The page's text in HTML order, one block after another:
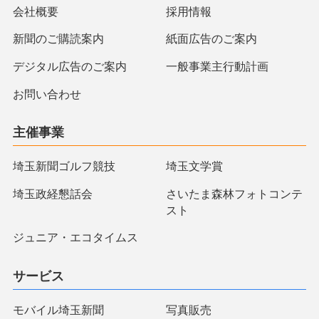
会社概要 採用情報
新聞のご購読案内 紙面広告のご案内
デジタル広告のご案内 一般事業主行動計画
お問い合わせ
主催事業
埼玉新聞ゴルフ競技 埼玉文学賞
埼玉政経懇話会
さいたま森林フォトコンテ
スト
ジュニア・エコタイムス
サービス
モバイル埼玉新聞 写真販売